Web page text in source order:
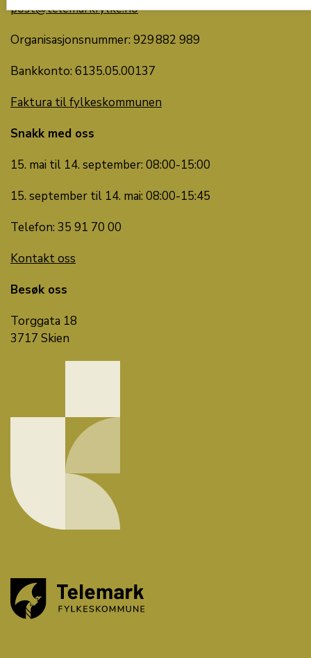
post@telemarkfylke.no
Organisasjonsnummer: 929 882 989
Bankkonto: 6135.05.00137
Faktura til fylkeskommunen
Snakk med oss
15. mai til 14. september: 08:00-15:00
15. september til 14. mai: 08:00-15:45
Telefon: 35 91 70 00
Kontakt oss
Besøk oss
Torggata 18
3717 Skien